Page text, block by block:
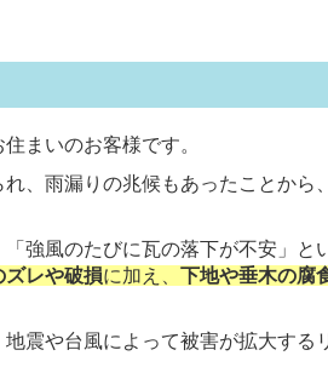
住まいのお客様です。
、雨漏りの兆候もあったことから、
強風のたびに瓦の落下が不安」と
ズレや破損に加え、 下地や垂木の腐
震や台風によって被害が拡大する